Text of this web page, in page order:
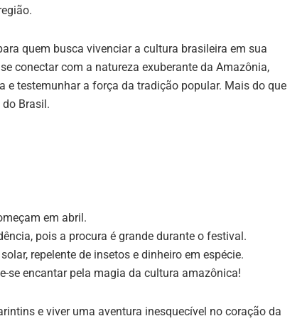
quem busca vivenciar a cultura brasileira em sua
conectar com a natureza exuberante da Amazônia,
e testemunhar a força da tradição popular. Mais do que
Brasil.
em abril.
pois a procura é grande durante o festival.
repelente de insetos e dinheiro em espécie.
se encantar pela magia da cultura amazônica!
e viver uma aventura inesquecível no coração da